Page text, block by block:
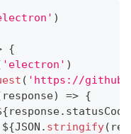
)
{
'electron' )
( 'https://
response) => {
response. statusCode
${JSON . stringify(